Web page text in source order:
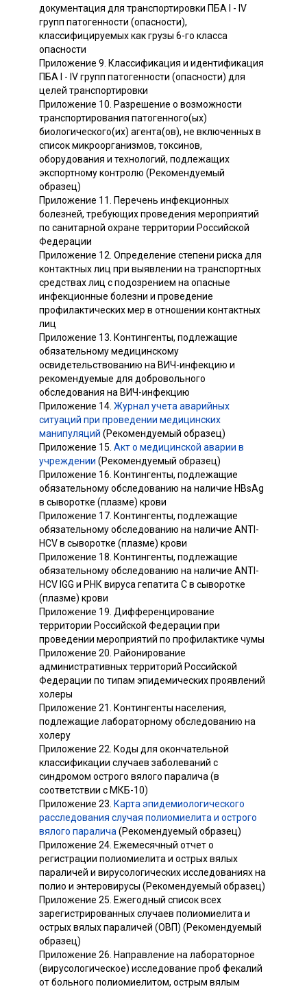
документация для транспортировки ПБА I - IV
групп патогенности (опасности),
классифицируемых как грузы 6-го класса
опасности
Приложение 9. Классификация и идентификация
ПБА I - IV групп патогенности (опасности) для
целей транспортировки
Приложение 10. Разрешение о возможности
транспортирования патогенного(ых)
биологического(их) агента(ов), не включенных в
список микроорганизмов, токсинов,
оборудования и технологий, подлежащих
экспортному контролю (Рекомендуемый
образец)
Приложение 11. Перечень инфекционных
болезней, требующих проведения мероприятий
по санитарной охране территории Российской
Федерации
Приложение 12. Определение степени риска для
контактных лиц при выявлении на транспортных
средствах лиц с подозрением на опасные
инфекционные болезни и проведение
профилактических мер в отношении контактных
лиц
Приложение 13. Контингенты, подлежащие
обязательному медицинскому
освидетельствованию на ВИЧ-инфекцию и
рекомендуемые для добровольного
обследования на ВИЧ-инфекцию
Приложение 14. Журнал учета аварийных
ситуаций при проведении медицинских
манипуляций (Рекомендуемый образец)
Приложение 15. Акт о медицинской аварии в
учреждении (Рекомендуемый образец)
Приложение 16. Контингенты, подлежащие
обязательному обследованию на наличие HBsAg
в сыворотке (плазме) крови
Приложение 17. Контингенты, подлежащие
обязательному обследованию на наличие ANTI-
HCV в сыворотке (плазме) крови
Приложение 18. Контингенты, подлежащие
обязательному обследованию на наличие ANTI-
HCV IGG и РНК вируса гепатита C в сыворотке
(плазме) крови
Приложение 19. Дифференцирование
территории Российской Федерации при
проведении мероприятий по профилактике чумы
Приложение 20. Районирование
административных территорий Российской
Федерации по типам эпидемических проявлений
холеры
Приложение 21. Контингенты населения,
подлежащие лабораторному обследованию на
холеру
Приложение 22. Коды для окончательной
классификации случаев заболеваний с
синдромом острого вялого паралича (в
соответствии с МКБ-10)
Приложение 23. Карта эпидемиологического
расследования случая полиомиелита и острого
вялого паралича (Рекомендуемый образец)
Приложение 24. Ежемесячный отчет о
регистрации полиомиелита и острых вялых
параличей и вирусологических исследованиях на
полио и энтеровирусы (Рекомендуемый образец)
Приложение 25. Ежегодный список всех
зарегистрированных случаев полиомиелита и
острых вялых параличей (ОВП) (Рекомендуемый
образец)
Приложение 26. Направление на лабораторное
(вирусологическое) исследование проб фекалий
от больного полиомиелитом, острым вялым